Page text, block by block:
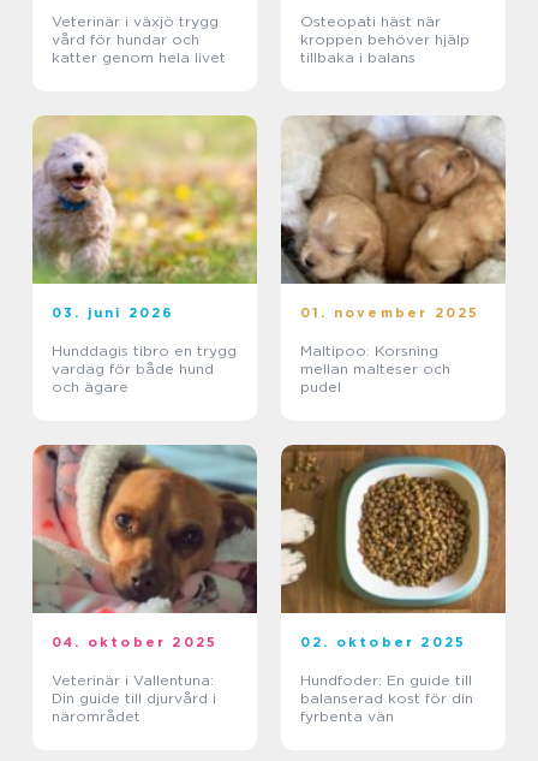
Veterinär i växjö trygg
vård för hundar och
katter genom hela livet
Osteopati häst när
kroppen behöver hjälp
tillbaka i balans
03. juni 2026
Hunddagis tibro en trygg
vardag för både hund
och ägare
01. november 2025
Maltipoo: Korsning
mellan malteser och
pudel
04. oktober 2025
Veterinär i Vallentuna:
Din guide till djurvård i
närområdet
02. oktober 2025
Hundfoder: En guide till
balanserad kost för din
fyrbenta vän